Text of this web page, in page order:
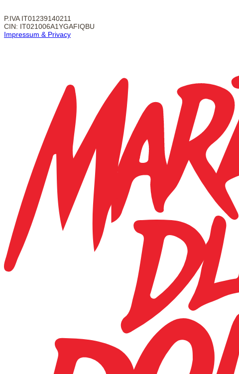
P.IVA IT01239140211
CIN: IT021006A1YGAFIQBU
Impressum & Privacy